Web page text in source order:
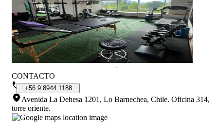
CONTACTO
+56 9 8944 1188
Avenida La Dehesa 1201, Lo Barnechea, Chile. Oficina 314,
torre oriente.